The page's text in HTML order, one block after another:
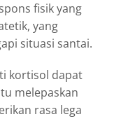
fisik yang
yang
situasi santai.
kortisol dapat
melepaskan
rasa lega